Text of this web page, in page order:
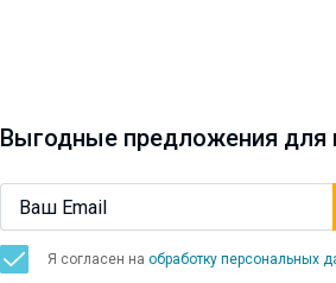
Выгодные предложения для
Я согласен на обработку персональных